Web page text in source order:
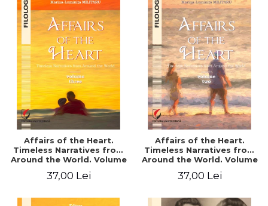
Affairs of the Heart.
Timeless Narratives from
Around the World. Volume
37,00 Lei
Affairs of the Heart.
Timeless Narratives from
Around the World. Volume
37,00 Lei